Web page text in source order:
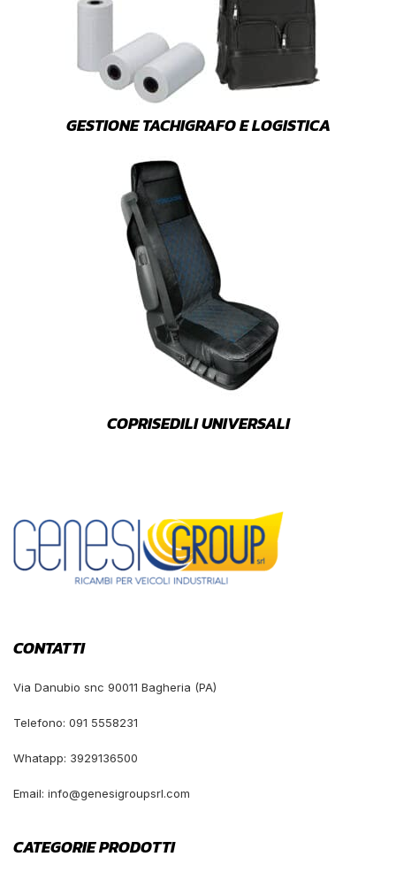
GESTIONE TACHIGRAFO E LOGISTICA
COPRISEDILI UNIVERSALI
CONTATTI
Via Danubio snc 90011 Bagheria (PA)
Telefono: 091 5558231
Whatapp: 3929136500
Email: info@genesigroupsrl.com
CATEGORIE PRODOTTI